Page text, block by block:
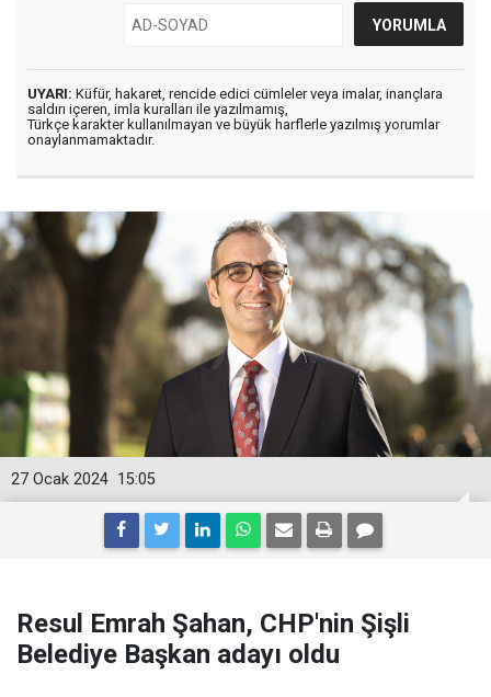
UYARI: Küfür, hakaret, rencide edici cümleler veya imalar, inançlara
saldırı içeren, imla kuralları ile yazılmamış,
Türkçe karakter kullanılmayan ve büyük harflerle yazılmış yorumlar
onaylanmamaktadır.
15:05
27 Ocak 2024
Resul Emrah Şahan, CHP'nin Şişli
Belediye Başkan adayı oldu